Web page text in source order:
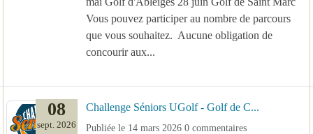
Vous pouvez participer au nombre de parcours
que vous souhaitez. Aucune obligation de
concourir aux...
08
sept. 2026
Challenge Séniors UGolf - Golf de C...
Publiée le 14 mars 2026 0 commentaires